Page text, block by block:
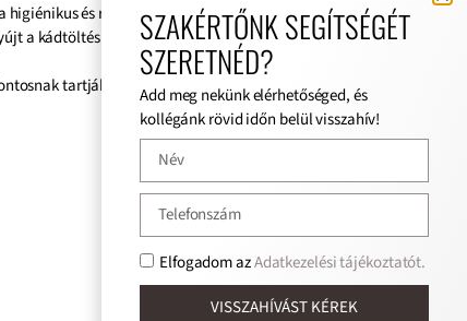
és rendezett fürdőszobai környezethez. Letisztult
a kádtöltés során.
tartják.
SZAKÉRTŐNK SEGÍTSÉGÉT
SZERETNÉD?
Add meg nekünk elérhetőséged, és
kollégánk rövid időn belül visszahív!
Elfogadom azAdatkezelési tájékoztatót.
VISSZAHÍVÁST KÉREK